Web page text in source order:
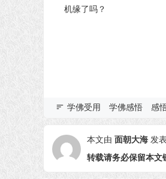
机缘了吗？
学佛受用 学佛感悟 感
本文由 面朝大海 发
转载请务必保留本文